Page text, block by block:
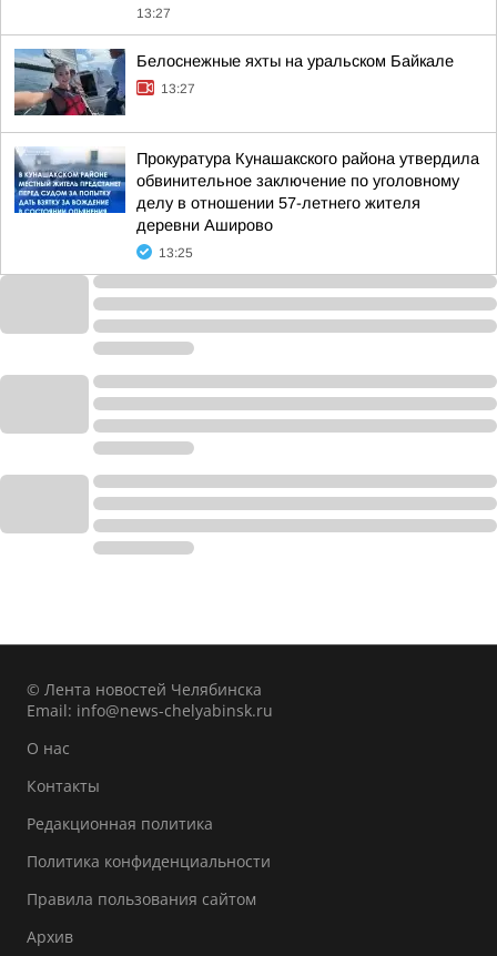
13:27
Белоснежные яхты на уральском Байкале
13:27
Прокуратура Кунашакского района утвердила
обвинительное заключение по уголовному
делу в отношении 57-летнего жителя
деревни Аширово
13:25
© Лента новостей Челябинска
Email: info@news-chelyabinsk.ru
О нас
Контакты
Редакционная политика
Политика конфиденциальности
Правила пользования сайтом
Архив